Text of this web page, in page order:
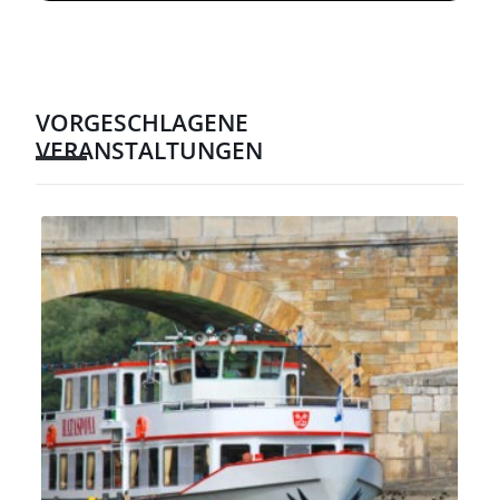
VORGESCHLAGENE
VERANSTALTUNGEN